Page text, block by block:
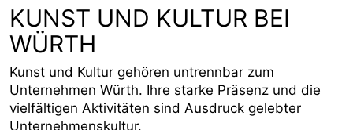
KUNST UND KULTUR BEI
WÜRTH
Kunst und Kultur gehören untrennbar zum
Unternehmen Würth. Ihre starke Präsenz und die
vielfältigen Aktivitäten sind Ausdruck gelebter
Unternehmenskultur.